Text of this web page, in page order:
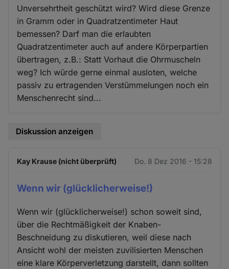
Unversehrtheit geschützt wird? Wird diese Grenze
in Gramm oder in Quadratzentimeter Haut
bemessen? Darf man die erlaubten
Quadratzentimeter auch auf andere Körperpartien
übertragen, z.B.: Statt Vorhaut die Ohrmuscheln
weg? Ich würde gerne einmal ausloten, welche
passiv zu ertragenden Verstümmelungen noch ein
Menschenrecht sind...
Diskussion anzeigen
Kay Krause (nicht überprüft) Do. 8 Dez 2016 - 15:28
Wenn wir (glücklicherweise!)
Wenn wir (glücklicherweise!) schon soweit sind,
über die Rechtmäßigkeit der Knaben-
Beschneidung zu diskutieren, weil diese nach
Ansicht wohl der meisten zuvilisierten Menschen
eine klare Körperverletzung darstellt, dann sollten